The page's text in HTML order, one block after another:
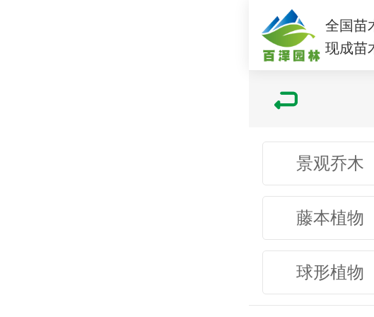
全国苗
现成苗
景观乔木
藤本植物
球形植物